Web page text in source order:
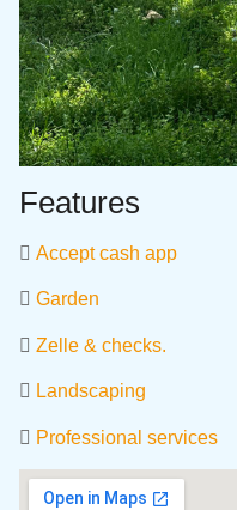
Features
Accept cash app
Garden
Zelle & checks.
Landscaping
Professional services